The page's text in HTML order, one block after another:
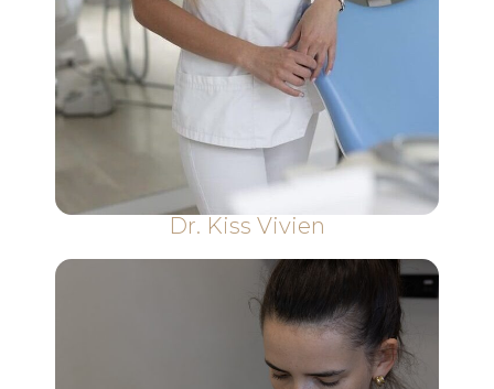
Dr. Kiss Vivien